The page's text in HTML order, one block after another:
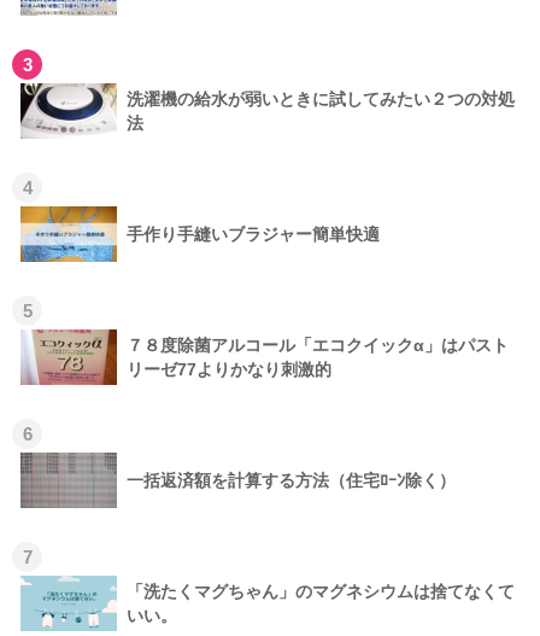
3
洗濯機の給水が弱いときに試してみたい２つの対処
法
4
手作り手縫いブラジャー簡単快適
5
７８度除菌アルコール「エコクイックα」はパスト
リーゼ77よりかなり刺激的
6
一括返済額を計算する方法（住宅ﾛｰﾝ除く）
7
「洗たくマグちゃん」のマグネシウムは捨てなくて
いい。